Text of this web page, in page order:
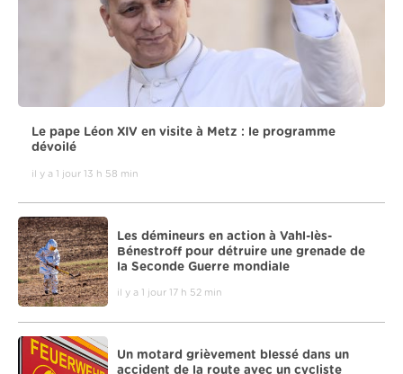
Le pape Léon XIV en visite à Metz : le programme
dévoilé
il y a 1 jour 13 h 58 min
Les démineurs en action à Vahl-lès-
Bénestroff pour détruire une grenade de
la Seconde Guerre mondiale
il y a 1 jour 17 h 52 min
Un motard grièvement blessé dans un
accident de la route avec un cycliste